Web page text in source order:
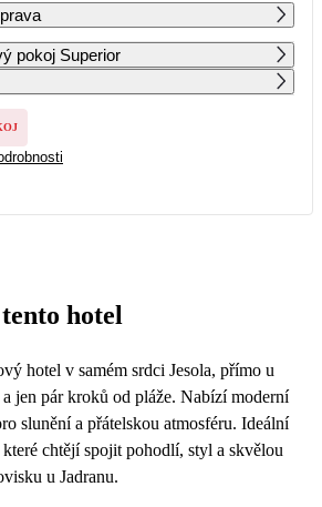
2 3 4 5 6
9 10 11 12 13
16
23 24 25 26 27
pokoj Superior
hotel
hotel v samém srdci Jesola, přímo u
jen pár kroků od pláže. Nabízí moderní
slunění a přátelskou atmosféru. Ideální
chtějí spojit pohodlí, styl a skvělou
u Jadranu.